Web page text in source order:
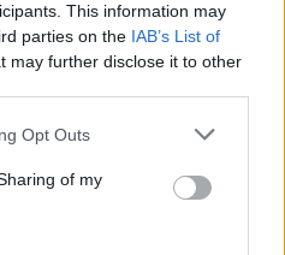
This information may
parties on the IAB’s List of
may further disclose it to other
uses one or more Google
behaviour. You may click to
and its third-party tags to
purposes in below Google
Opt Outs
of my